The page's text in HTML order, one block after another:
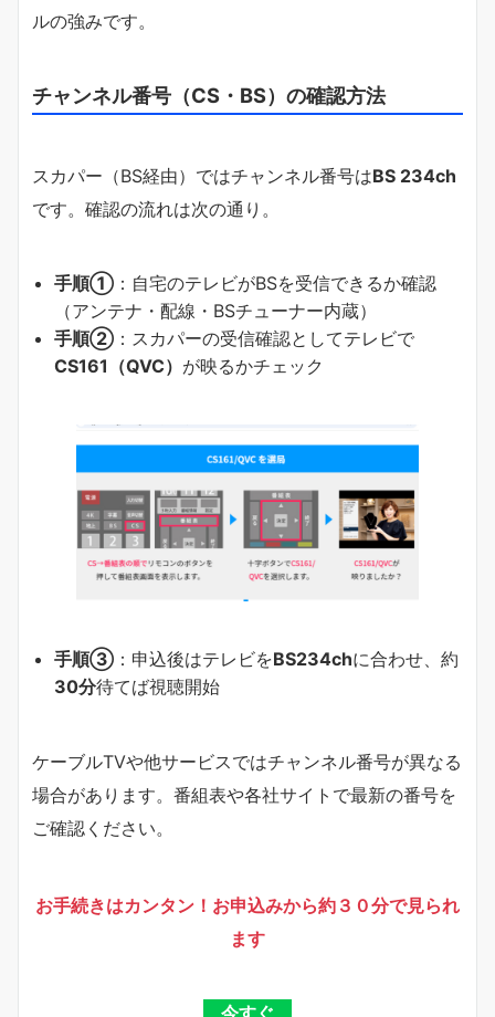
ルの強みです。
チャンネル番号（CS・BS）の確認方法
スカパー（BS経由）ではチャンネル番号はBS 234ch
です。確認の流れは次の通り。
手順① ：自宅のテレビがBSを受信できるか確認
（アンテナ・配線・BSチューナー内蔵）
手順② ：スカパーの受信確認としてテレビで
CS161（QVC） が映るかチェック
手順③ ：申込後はテレビをBS234chに合わせ、約
30分待てば視聴開始
ケーブルTVや他サービスではチャンネル番号が異なる
場合があります。番組表や各社サイトで最新の番号を
ご確認ください。
お手続きはカンタン！お申込みから約３０分で見られ
ます